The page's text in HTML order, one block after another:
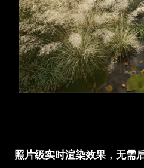
照片级实时渲染效果，无需